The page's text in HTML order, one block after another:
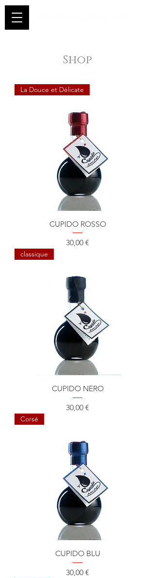
Shop
La Douce et Délicate
CUPIDO ROSSO
Prix
30,00 €
classique
CUPIDO NERO
Prix
30,00 €
Corsé
CUPIDO BLU
Prix
30,00 €